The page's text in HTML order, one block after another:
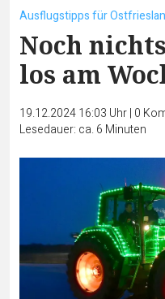
Ausflugstipps für
Noch
los am
19.12.2024 16:03 Uhr| 0
Lesedauer: ca. 6 Minuten